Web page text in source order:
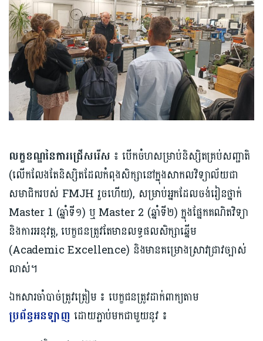
លក្ខខណ្ឌនៃការជ្រើសរើស ៖ បើកចំហសម្រាប់និស្សិតគ្រប់សញ្ជាតិ
(លើកលែងតែនិស្សិតដែលកំពុងសិក្សានៅក្នុងសាកលវិទ្យាល័យជា
សមាជិករបស់ FMJH រួចហើយ), សម្រាប់អ្នកដែលចង់រៀនថ្នាក់
Master 1 (ឆ្នាំទី១) ឬ Master 2 (ឆ្នាំទី២) ក្នុងផ្នែកគណិតវិទ្យា
និងការអនុវត្ត, បេក្ខជនត្រូវតែមានលទ្ធផលសិក្សាឆ្នើម
(Academic Excellence) និងមានគម្រោងស្រាវជ្រាវច្បាស់
លាស់។
ឯកសារចាំបាច់ត្រូវត្រៀម ៖ បេក្ខជនត្រូវដាក់ពាក្យតាម
ប្រព័ន្ធអនឡាញ ដោយភ្ជាប់មកជាមួយនូវ ៖